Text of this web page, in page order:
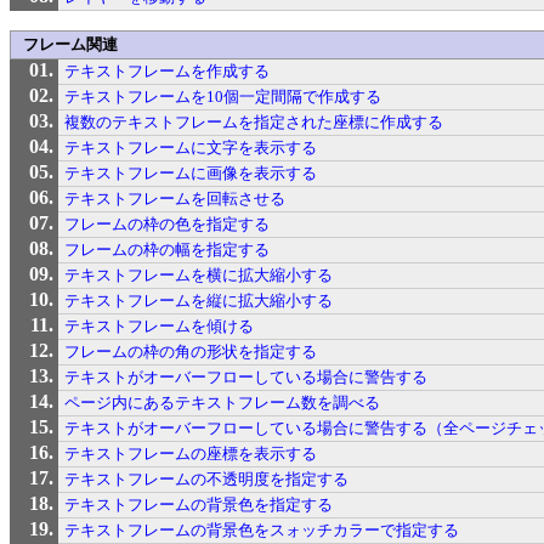
フレーム関連
テキストフレームを作成する
テキストフレームを10個一定間隔で作成する
複数のテキストフレームを指定された座標に作成する
テキストフレームに文字を表示する
テキストフレームに画像を表示する
テキストフレームを回転させる
フレームの枠の色を指定する
フレームの枠の幅を指定する
テキストフレームを横に拡大縮小する
テキストフレームを縦に拡大縮小する
テキストフレームを傾ける
フレームの枠の角の形状を指定する
テキストがオーバーフローしている場合に警告する
ページ内にあるテキストフレーム数を調べる
テキストがオーバーフローしている場合に警告する（全ページチェ
テキストフレームの座標を表示する
テキストフレームの不透明度を指定する
テキストフレームの背景色を指定する
テキストフレームの背景色をスォッチカラーで指定する